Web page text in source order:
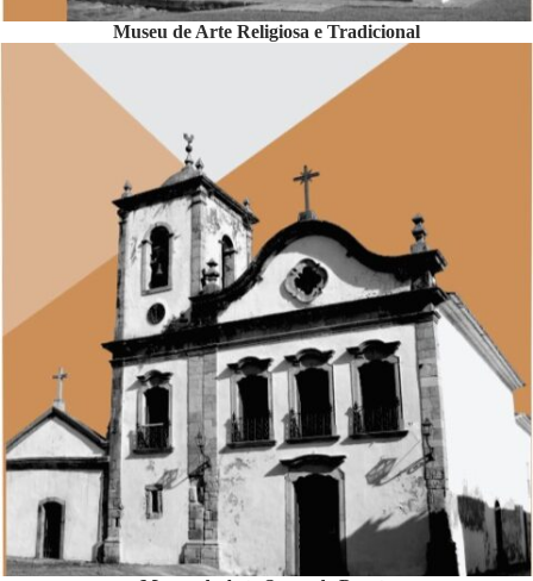
Museu de Arte Religiosa e Tradicional